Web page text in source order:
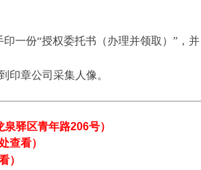
一份“授权委托书（办理并领取）”，并
印章公司采集人像。
驿区青年路206号）
查看）
）